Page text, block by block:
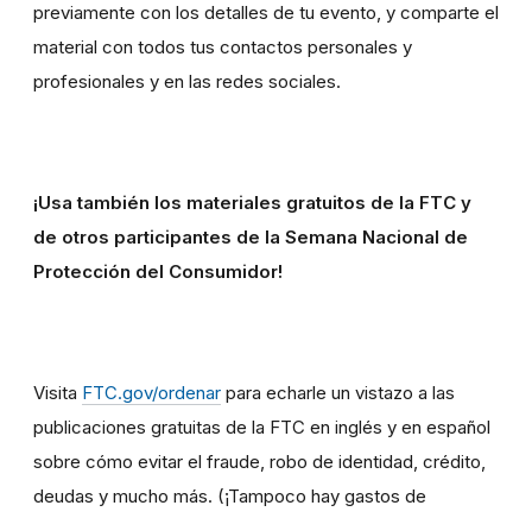
previamente con los detalles de tu evento, y comparte el
material con todos tus contactos personales y
profesionales y en las redes sociales.
¡Usa también los materiales gratuitos de la FTC y
de otros participantes de la Semana Nacional de
Protección del Consumidor!
Visita FTC.gov/ordenar para echarle un vistazo a las
publicaciones gratuitas de la FTC en inglés y en español
sobre cómo evitar el fraude, robo de identidad, crédito,
deudas y mucho más. (¡Tampoco hay gastos de